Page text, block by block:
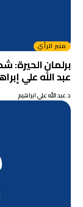
منبر الرأي
برلمان
عبد الله علي
د.عبد الله علي ابراهيم